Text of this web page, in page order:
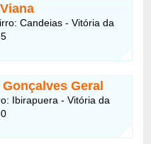
Candeias - Vitória da
Geral
Ibirapuera - Vitória da